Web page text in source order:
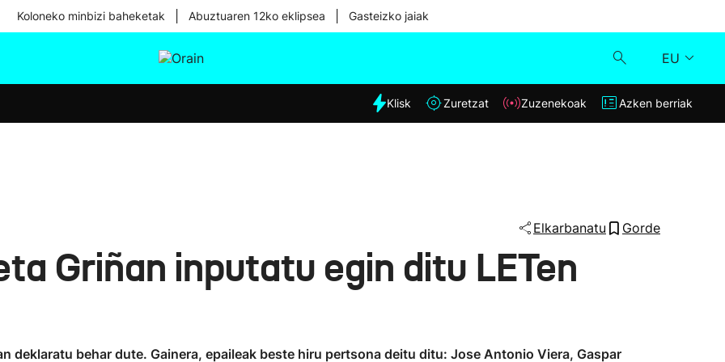
Koloneko minbizi baheketak Abuztuaren 12ko eklipsea Gasteizko jaiak
EU
Eguraldia
Klisk
Klisk Zuretzat Zuzenekoak Azken berriak
Elkarbanatu Gorde
Griñan inputatu egin ditu LETen
deklaratu behar dute. Gainera, epaileak beste hiru pertsona deitu ditu: Jose Antonio Viera, Gaspar